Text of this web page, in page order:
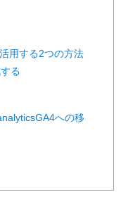
用する2つの方法
る
への移